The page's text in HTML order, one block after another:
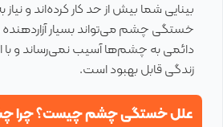
بینایی شما بیش از حد کار کرده‌اند و
خستگی چشم می‌تواند بسیار آزاردهنده
دائمی به چشم‌ها آسیب نمی‌رساند و
زندگی قابل بهبود است.
علل خستگی چشم چیست؟ چرا